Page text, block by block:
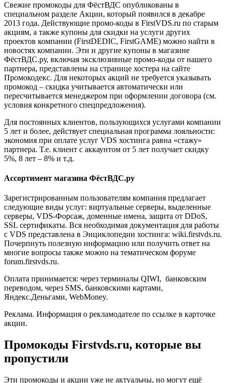
Свежие промокоды для ФёстВДС опубликованы в
специальном разделе Акции, который появился в декабре
2013 года. Действующие промо-коды в FirstVDS.ru по старым
акциям, а также купоны для скидки на услуги других
проектов компании (FirstDEDIC, FirstGAME) можно найти в
новостях компании. Эти и другие купоны в магазине
ФёстВДС.ру, включая эксклюзивные промо-коды от нашего
партнера, представлены на странице хостера на сайте
Промокодекс. Для некоторых акций не требуется указывать
промокод – скидка учитывается автоматически или
пересчитывается менеджером при оформлении договора (см.
условия конкретного спецпредложения).
Для постоянных клиентов, пользующихся услугами компании
5 лет и более, действует специальная программа лояльности:
экономия при оплате услуг VDS хостинга равна «стажу»
партнера. Т.е. клиент с аккаунтом от 5 лет получает скидку
5%, 8 лет – 8% и т.д.
Ассортимент магазина ФёстВДС.ру
Зарегистрированным пользователям компания предлагает
следующие виды услуг: виртуальные серверы, выделенные
серверы, VDS-Форсаж, доменные имена, защита от DDoS,
SSL сертификаты. Вся необходимая документация для работы
с VDS представлена в Энциклопедии хостинга: wiki.firstvds.ru.
Почерпнуть полезную информацию или получить ответ на
многие вопросы также можно на тематическом форуме
forum.firstvds.ru.
Оплата принимается: через терминалы QIWI, банковским
переводом, через SMS, банковскими картами,
Яндекс.Деньгами, WebMoney.
Реклама. Информация о рекламодателе по ссылке в карточке
акции.
Промокоды Firstvds.ru, которые вы
пропустили
Эти промокоды и акции уже не актуальны, но могут ещё